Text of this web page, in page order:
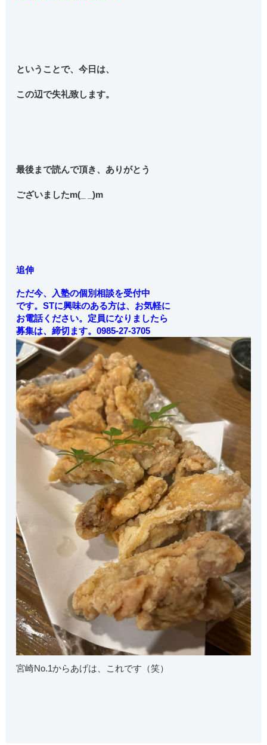
ということで、今日は、
この辺で失礼致します。
最後まで読んで頂き、ありがとう
ございましたm(_ _)m
追伸
ただ今、入塾の個別相談を受付中
です。STに興味のある方は、お気軽に
お電話ください。定員になりましたら
募集は、締切ます。0985-27-3705
宮崎No.1からあげは、これです（笑）